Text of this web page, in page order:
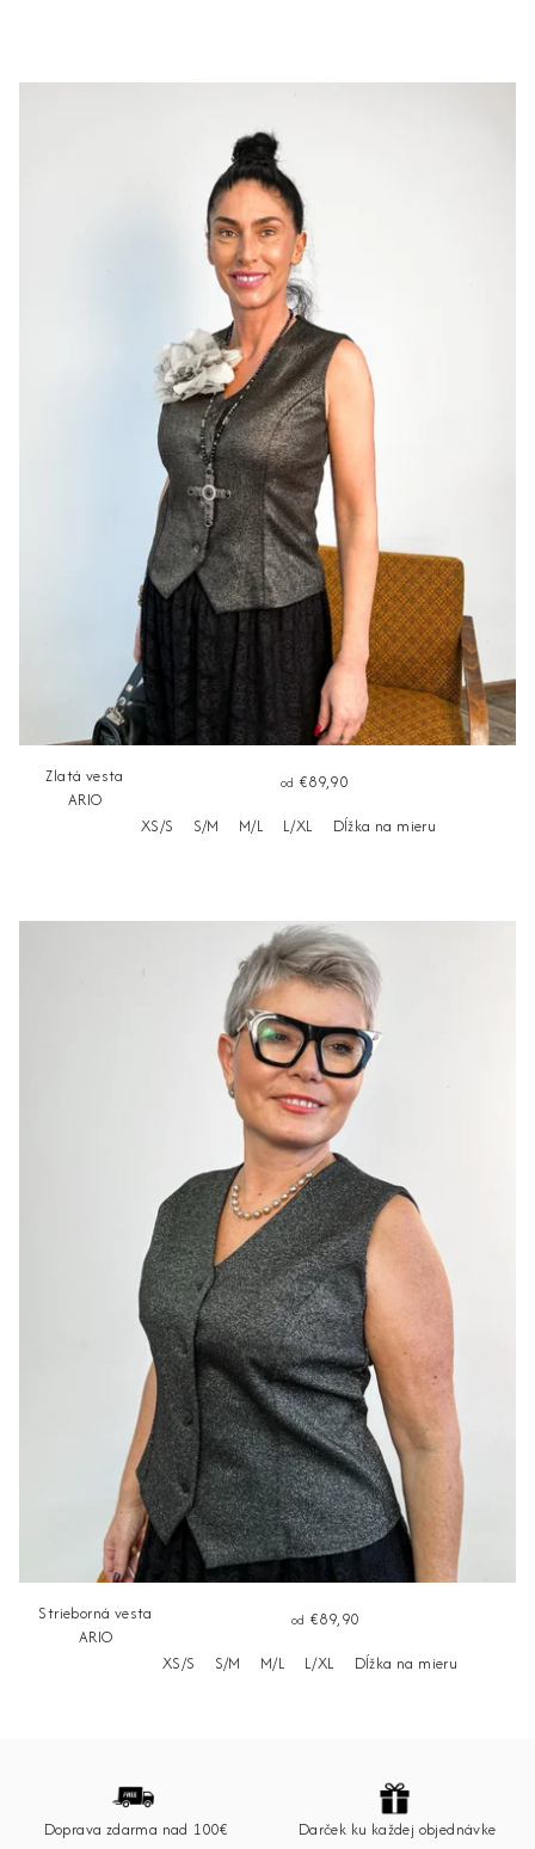
Zlatá vesta
ARIO
od €89,90
XS/S
S/M M/L L/XL Dĺžka na mieru
Strieborná vesta
ARIO
od €89,90
XS/S
S/M M/L L/XL Dĺžka na mieru
Doprava zdarma nad 100€ Darček ku každej objednávke